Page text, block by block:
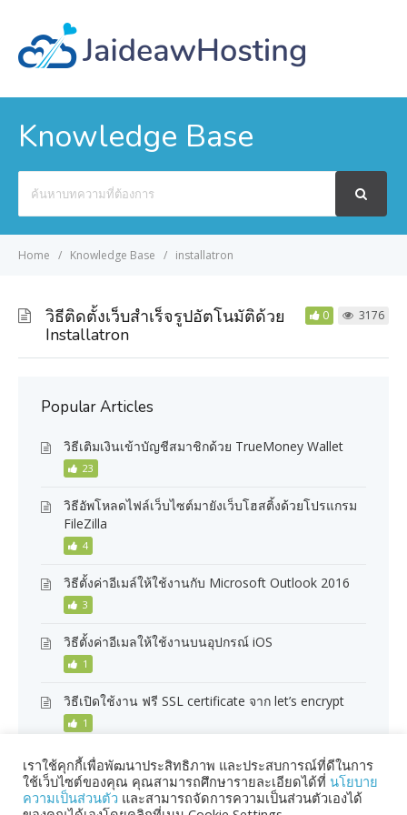
Knowledge Base
For
Home Knowledge Base installatron
วิธีติดตั้งเว็บสำเร็จรูปอัตโนมัติด้วย
Installatron
0 3176
Popular Articles
วิธีเติมเงินเข้าบัญชีสมาชิกด้วย TrueMoney Wallet
23
วิธีอัพโหลดไฟล์เว็บไซต์มายังเว็บโฮสติ้งด้วยโปรแกรม
FileZilla
4
วิธีตั้งค่าอีเมล์ให้ใช้งานกับ Microsoft Outlook 2016
3
วิธีตั้งค่าอีเมลให้ใช้งานบนอุปกรณ์ iOS
1
วิธีเปิดใช้งาน ฟรี SSL certificate จาก let’s encrypt
1
เราใช้คุกกี้เพื่อพัฒนาประสิทธิภาพ และประสบการณ์ที่ดีในการ
ใช้เว็บไซต์ของคุณ คุณสามารถศึกษารายละเอียดได้ที่ นโยบาย
ความเป็นส่วนตัว และสามารถจัดการความเป็นส่วนตัวเองได้